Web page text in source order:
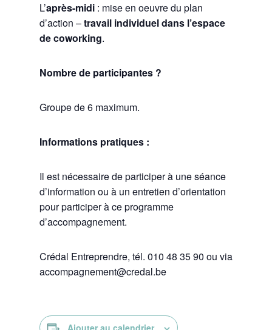
L’après-midi: mise en oeuvre du plan
d’action –travail individuel dans l’espace
de coworking.
Nombre de participantes ?
Groupe de 6 maximum.
Informations pratiques :
Il est nécessaire de participer à une séance
d’information ou à un entretien d’orientation
pour participer à ce programme
d’accompagnement.
Crédal Entreprendre, tél. 010 48 35 90 ou via
accompagnement@credal.be
Ajouter au calendrier